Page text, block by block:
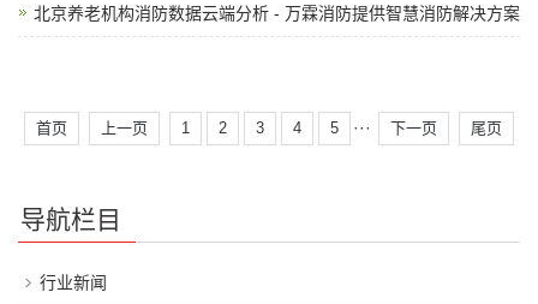
北京养老机构消防数据云端分析 - 万霖消防提供智慧消防解决方案
首页 上一页 1 2 3 4 5 ··· 下一页 尾页
导航栏目
行业新闻